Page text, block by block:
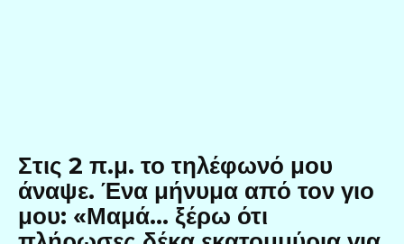
Στις 2 π.μ. το τηλέφωνό μου
άναψε. Ένα μήνυμα από τον γιο
μου: «Μαμά… ξέρω ότι